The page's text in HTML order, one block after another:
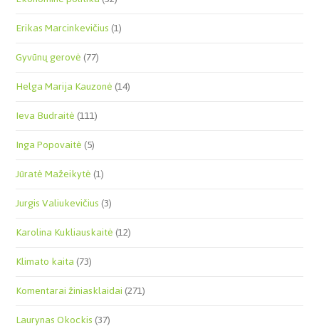
Erikas Marcinkevičius(1)
Gyvūnų gerovė(77)
Helga Marija Kauzonė(14)
Ieva Budraitė(111)
Inga Popovaitė(5)
Jūratė Mažeikytė(1)
Jurgis Valiukevičius(3)
Karolina Kukliauskaitė(12)
Klimato kaita(73)
Komentarai žiniasklaidai(271)
Laurynas Okockis(37)